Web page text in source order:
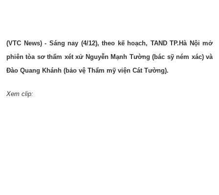
(VTC News) - Sáng nay (4/12), theo kế hoạch, TAND TP.Hà Nội mở
phiên tòa sơ thẩm xét xử Nguyễn Mạnh Tường (bác sỹ ném xác) và
Đào Quang Khánh (bảo vệ Thẩm mỹ viện Cát Tường).
Xem clip: